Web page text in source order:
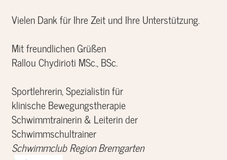
Vielen Dank für Ihre Zeit und Ihre Unterstützung.
Mit freundlichen Grüßen
Rallou Chydirioti MSc., BSc.
Sportlehrerin, Spezialistin für
klinische Bewegungstherapie
Schwimmtrainerin & Leiterin der
Schwimmschultrainer
Schwimmclub Region Bremgarten